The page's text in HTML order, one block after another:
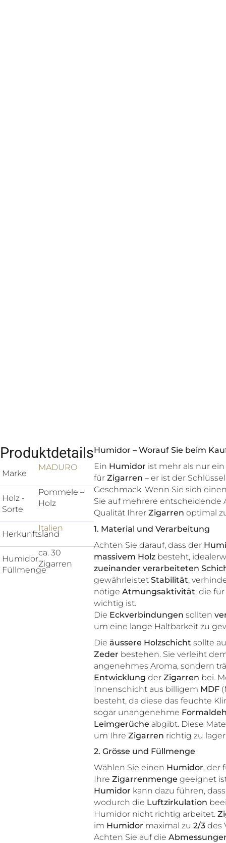
Produktdetails
Marke
MADURO
Holz -
Sorte
Pommele –
Holz
Herkunftsland
Italien
Humidor
Füllmenge
ca. 30
Zigarren
Humidor – Worauf Sie beim
Ein Humidor ist mehr als nur
fürZigarren – er ist der
Geschmack. Wenn Sie sich
Sie auf mehrere entscheidende
Qualität IhrerZigarren optimal
1. Material und Verarbeitung
Achten Sie darauf, dass der
massivem Holz besteht,
zueinander verarbeiteten
gewährleistetStabilität,
nötigeAtmungsaktivität, die
wichtig ist.
Die Eckverbindungen sollten
um eine lange Haltbarkeit zu
Dieäussere Holzschicht sollte
Zeder bestehen. Sie verleiht
angenehmes Aroma, sondern
Entwicklung derZigarren bei.
Innenschicht aus billigem MDF
besteht, da diese das feuchte
sogar unangenehme
Leimgerüche abgibt. Diese
um IhreZigarren richtig zu
2. Grösse und Füllmenge
Wählen Sie einen Humidor, der
IhreZigarrenmenge geeignet
Humidor kann dazu führen,
wodurch die Luftzirkulation
Humidor nicht richtig arbeitet.
im Humidor maximal zu2/3 des
Achten Sie auf die